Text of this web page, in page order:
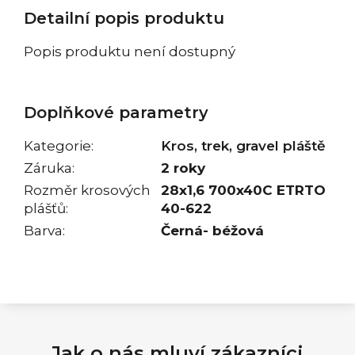
Detailní popis produktu
Popis produktu není dostupný
Doplňkové parametry
Kategorie:
Kros, trek, gravel pláště
Záruka:
2 roky
Rozměr krosových
plášťů:
28x1,6 700x40C ETRTO
40-622
Barva: Černá- béžová